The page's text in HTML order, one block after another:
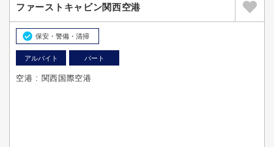
ファーストキャビン関西空港
保安・警備・清掃
アルバイト パート
空港 : 関西国際空港